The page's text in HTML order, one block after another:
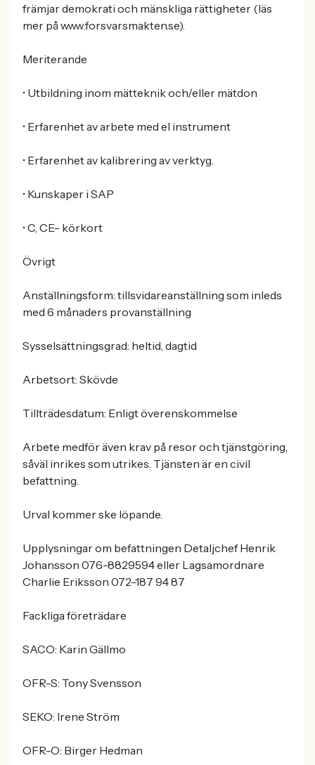
främjar demokrati och mänskliga rättigheter (läs
mer på www.forsvarsmakten.se).
Meriterande
• Utbildning inom mätteknik och/eller mätdon
• Erfarenhet av arbete med el instrument
• Erfarenhet av kalibrering av verktyg.
• Kunskaper i SAP
• C, CE- körkort
Övrigt
Anställningsform: tillsvidareanställning som inleds
med 6 månaders provanställning
Sysselsättningsgrad: heltid, dagtid
Arbetsort: Skövde
Tillträdesdatum: Enligt överenskommelse
Arbete medför även krav på resor och tjänstgöring,
såväl inrikes som utrikes. Tjänsten är en civil
befattning.
Urval kommer ske löpande.
Upplysningar om befattningen Detaljchef Henrik
Johansson 076-8829594 eller Lagsamordnare
Charlie Eriksson 072-187 94 87
Fackliga företrädare
SACO: Karin Gällmo
OFR-S: Tony Svensson
SEKO: Irene Ström
OFR-O: Birger Hedman